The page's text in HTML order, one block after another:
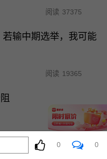
阅读 37375
若输中期选举，我可能
阅读 19365
0 0